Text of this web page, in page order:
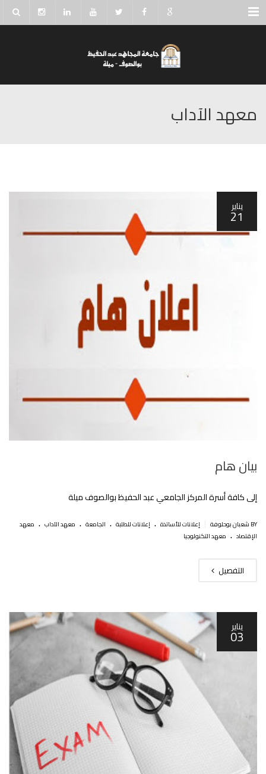
Menu
معهد الآداب
يناير
21
بيان هام
إلى كافة أسرة المركز الجامعي عبد الحفيظ بوالصوف ميلة
BY شعبان بوحلوفة إعلانات للأساتذة . إعلانات للطلبة . الجامعة . معهد الآداب . معهد
الإقتصاد . معهد التكنولوجيا
التفصيل
يناير
03